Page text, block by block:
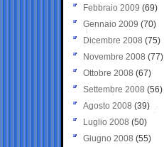
Febbraio 2009 (69)
Gennaio 2009 (70)
Dicembre 2008 (75)
Novembre 2008 (77)
Ottobre 2008 (67)
Settembre 2008 (56)
Agosto 2008 (39)
Luglio 2008 (50)
Giugno 2008 (55)